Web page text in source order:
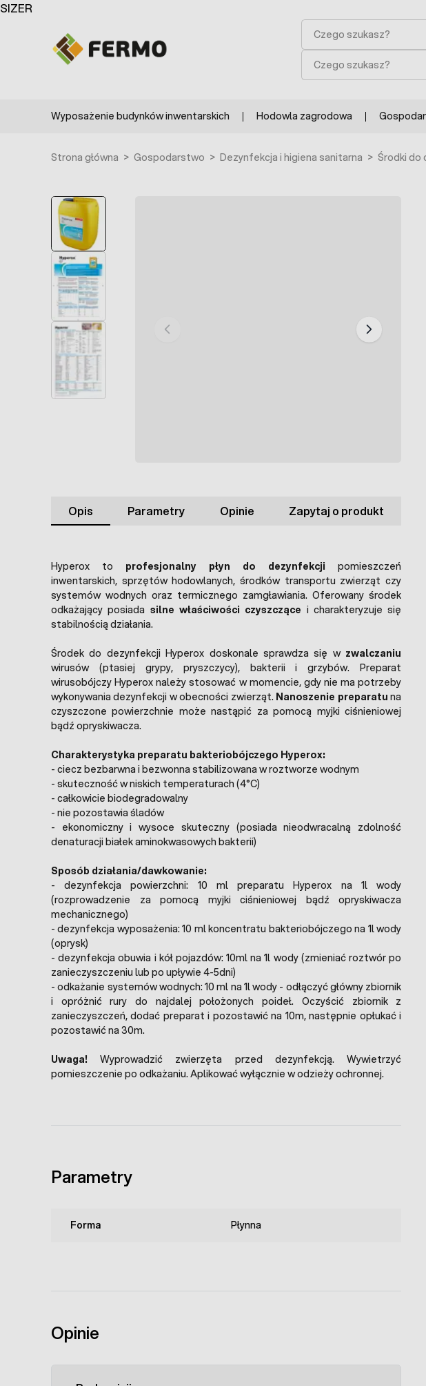
Przejdź do treści
Szukaj
Szukaj
Wyposażenie budynków inwentarskich Hodowla zagrodowa
Strona główna > Gospodarstwo > Dezynfekcja i higiena sanitarna > Środki do
Opis Parametry Opinie Zapytaj o produkt
Hyperox to profesjonalny płyn do dezynfekcji pomieszczeń
inwentarskich, sprzętów hodowlanych, środków transportu zwierząt czy
systemów wodnych oraz termicznego zamgławiania. Oferowany środek
odkażający posiada silne właściwości czyszczące i charakteryzuje się
stabilnością działania.
Środek do dezynfekcji Hyperox doskonale sprawdza się w zwalczaniu
wirusów (ptasiej grypy, pryszczycy), bakterii i grzybów. Preparat
wirusobójczy Hyperox należy stosować w momencie, gdy nie ma potrzeby
wykonywania dezynfekcji w obecności zwierząt. Nanoszenie preparatu na
czyszczone powierzchnie może nastąpić za pomocą myjki ciśnieniowej
bądź opryskiwacza.
Charakterystyka preparatu bakteriobójczego Hyperox:
- ciecz bezbarwna i bezwonna stabilizowana w roztworze wodnym
- skuteczność w niskich temperaturach (4°C)
- całkowicie biodegradowalny
- nie pozostawia śladów
- ekonomiczny i wysoce skuteczny (posiada nieodwracalną zdolność
denaturacji białek aminokwasowych bakterii)
Sposób działania/dawkowanie:
- dezynfekcja powierzchni: 10 ml preparatu Hyperox na 1l wody
(rozprowadzenie za pomocą myjki ciśnieniowej bądź opryskiwacza
mechanicznego)
- dezynfekcja wyposażenia: 10 ml koncentratu bakteriobójczego na 1l wody
(oprysk)
- dezynfekcja obuwia i kół pojazdów: 10ml na 1l wody (zmieniać roztwór po
zanieczyszczeniu lub po upływie 4-5dni)
- odkażanie systemów wodnych: 10 ml na 1l wody - odłączyć główny zbiornik
i opróżnić rury do najdalej położonych poideł. Oczyścić zbiornik z
zanieczyszczeń, dodać preparat i pozostawić na 10m, następnie opłukać i
pozostawić na 30m.
Uwaga! Wyprowadzić zwierzęta przed dezynfekcją. Wywietrzyć
pomieszczenie po odkażaniu. Aplikować wyłącznie w odzieży ochronnej.
Parametry
Forma Płynna
Opinie
SIZER